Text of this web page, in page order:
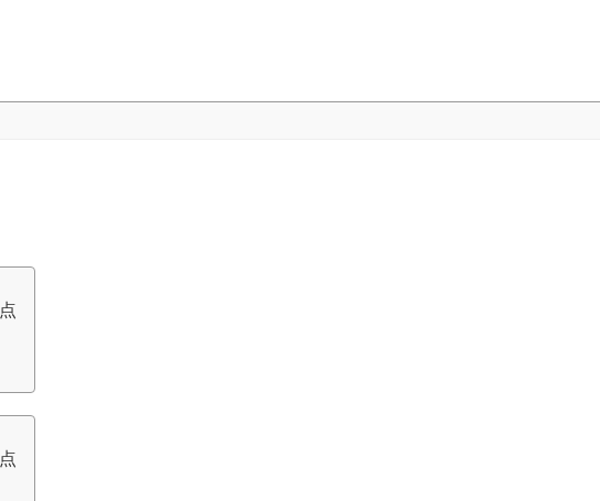
点
点